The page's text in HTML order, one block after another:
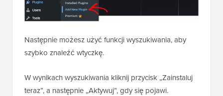
Następnie możesz użyć funkcji wyszukiwania, aby
szybko znaleźć wtyczkę.
W wynikach wyszukiwania kliknij przycisk „Zainstaluj
teraz”, a następnie „Aktywuj”, gdy się pojawi.